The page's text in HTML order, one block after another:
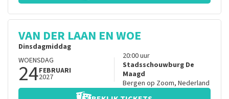
VAN DER LAAN EN WOE
Dinsdagmiddag
WOENSDAG
24FEBRUARI
2027
20:00uur
Stadsschouwburg De
Maagd
Bergen op Zoom, Nederland